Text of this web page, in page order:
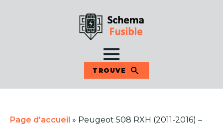
TROUVE
Page d'accueil » Peugeot 508 RXH (2011-2016) –